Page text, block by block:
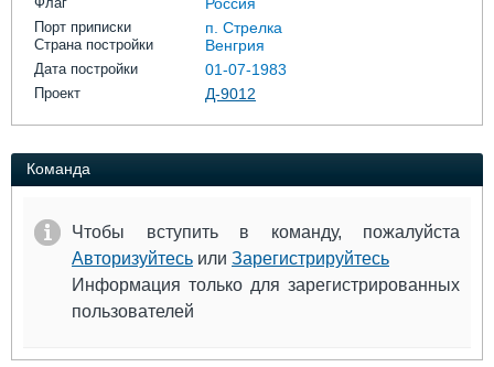
Порт приписки п. Стрелка
Страна постройки Венгрия
Дата постройки 01-07-1983
Проект Д-9012
Команда
Чтобы вступить в команду, пожалуйста
Авторизуйтесь или Зарегистрируйтесь
Информация только для зарегистрированных
пользователей